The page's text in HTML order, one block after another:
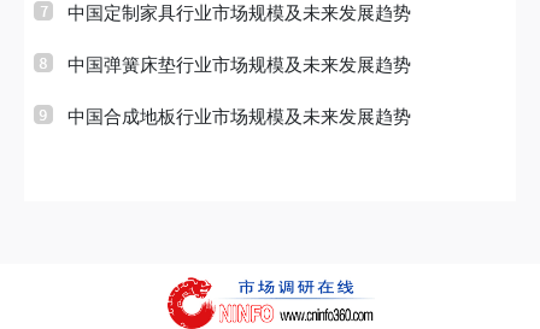
中国定制家具行业市场规模及未来发展趋势
中国弹簧床垫行业市场规模及未来发展趋势
中国合成地板行业市场规模及未来发展趋势